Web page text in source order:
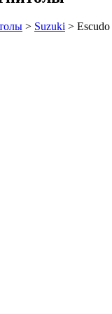
> Suzuki > Escudo